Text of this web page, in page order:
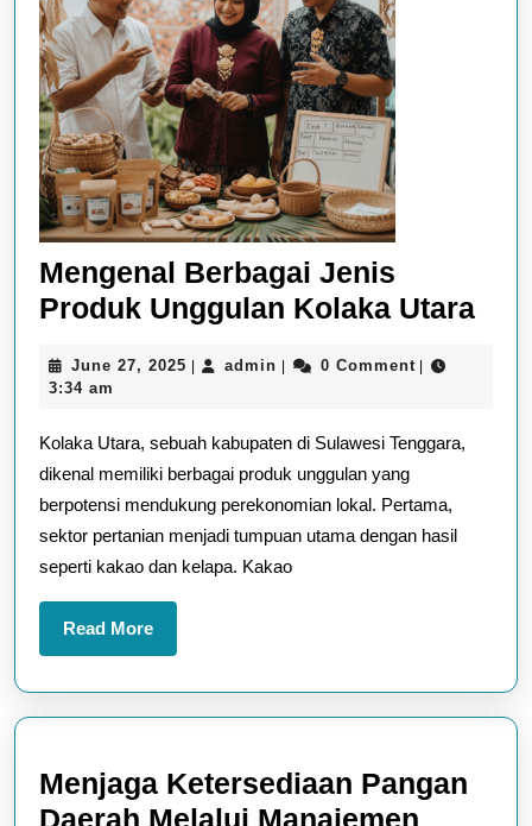
Mengenal Berbagai Jenis
Produk Unggulan Kolaka Utara
June 27, 2025 June
| admin admin
| 0 Comment |
3:34 am
Kolaka Utara, sebuah kabupaten di Sulawesi Tenggara,
dikenal memiliki berbagai produk unggulan yang
berpotensi mendukung perekonomian lokal. Pertama,
sektor pertanian menjadi tumpuan utama dengan hasil
seperti kakao dan kelapa. Kakao
Read MoreRead
More
Menjaga Ketersediaan Pangan
Daerah Melalui Manajemen